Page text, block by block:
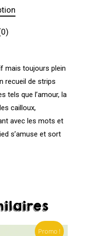
mais toujours plein
recueil de strips
tels que l’amour, la
cailloux,
avec les mots et
s’amuse et sort
Promo !